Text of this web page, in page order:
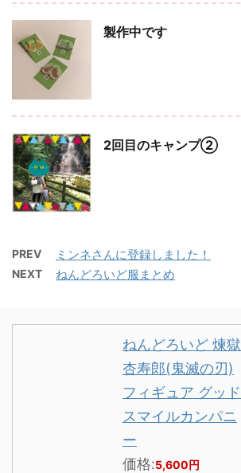
製作中です
2回目のキャンプ②
PREV ミンネさんに登録しました！
NEXT ねんどろいど服まとめ
ねんどろいど 煉獄
杏寿郎(鬼滅の刃)
フィギュア グッド
スマイルカンパニ
ー
価格:5,600円